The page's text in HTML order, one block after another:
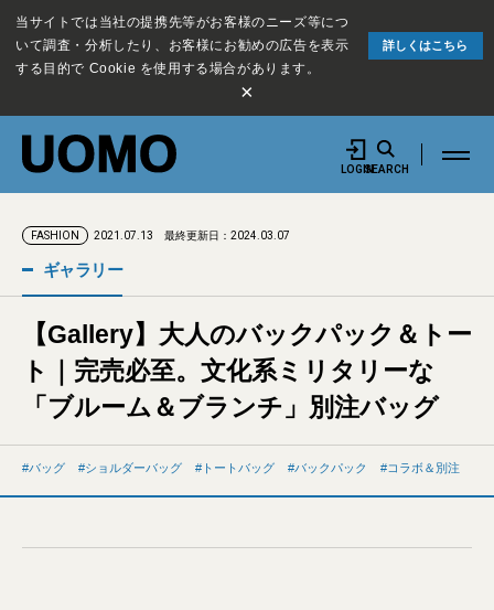
当サイトでは当社の提携先等がお客様のニーズ等につ
いて調査・分析したり、お客様にお勧めの広告を表示
する目的で Cookie を使用する場合があります。
詳しくはこちら
×
LOGINSEARCH
FASHION 2021.07.13 最終更新日：2024.03.07
ギャラリー
【Gallery】大人のバックパック＆トー
ト｜完売必至。文化系ミリタリーな
「ブルーム＆ブランチ」別注バッグ
バッグ ショルダーバッグ トートバッグ バックパック コラボ＆別注